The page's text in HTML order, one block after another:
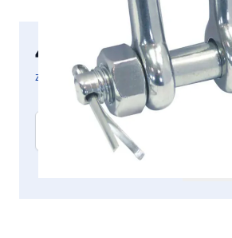
47,95 € inkl. MwSt.
zzgl. Versandkosten
Menge
Zum